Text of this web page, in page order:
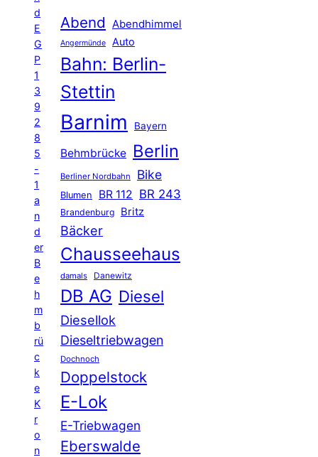
d
E
G
P
1
3
9
2
8
5
-
1
a
n
d
er
B
e
h
m
b
rü
c
k
e
K
r
o
n
Abend Abendhimmel
Angermünde Auto
Bahn: Berlin-
Stettin
Barnim Bayern
Behmbrücke Berlin
Berliner Nordbahn Bike
Blumen BR 112 BR 243
Brandenburg Britz
Bäcker
Chausseehaus
damals Danewitz
DB AG Diesel
Diesellok
Dieseltriebwagen
Dochnoch
Doppelstock
E-Lok
E-Triebwagen
Eberswalde